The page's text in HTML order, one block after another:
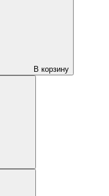
В корзину